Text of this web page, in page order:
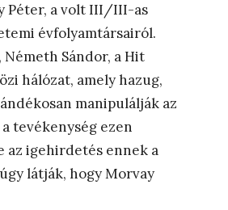
Péter, a volt III/III-as
évfolyamtársairól.
Sándor, a Hit
hálózat, amely hazug,
manipulálják az
tevékenység ezen
az igehirdetés ennek a
látják, hogy Morvay